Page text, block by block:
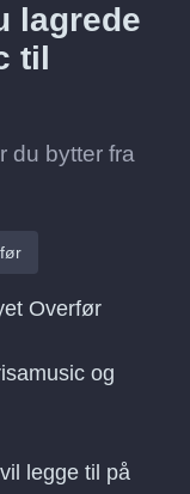
lagrede
til
du bytter fra
Overfør
og
legge til på